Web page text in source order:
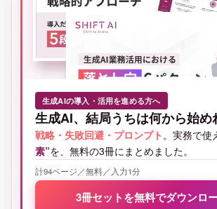
生成AIの導入・活用を進める方へ
生成AI、結局うちは何から始め
戦略・失敗回避・プロンプト 。実務で使
素”を、無料の3冊にまとめました。
計94ページ／無料／入力1分
3冊セットを無料でダウンロ